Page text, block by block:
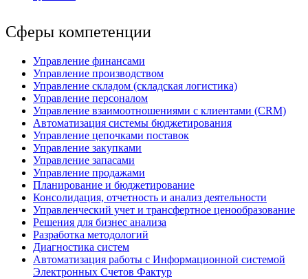
Сферы компетенции
Управление финансами
Управление производством
Управление складом (складская логистика)
Управление персоналом
Управление взаимоотношениями с клиентами (СRM)
Автоматизация системы бюджетирования
Управление цепочками поставок
Управление закупками
Управление запасами
Управление продажами
Планирование и бюджетирование
Консолидация, отчетность и анализ деятельности
Управленческий учет и трансфертное ценообразование
Решения для бизнес анализа
Разработка методологий
Диагностика систем
Автоматизация работы с Информационной системой
Электронных Счетов Фактур